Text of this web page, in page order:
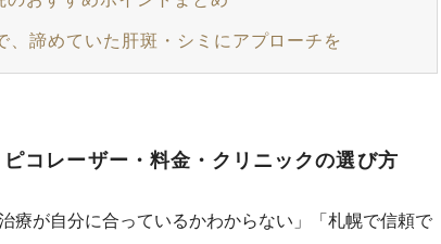
諦めていた肝斑・シミにアプローチを
コレーザー・料金・クリニックの選び方
療が自分に合っているかわからない」「札幌で信頼で